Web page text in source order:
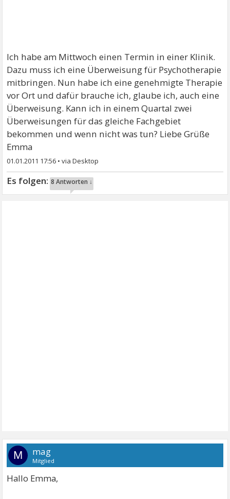
Ich habe am Mittwoch einen Termin in einer Klinik.
Dazu muss ich eine Überweisung für Psychotherapie
mitbringen. Nun habe ich eine genehmigte Therapie
vor Ort und dafür brauche ich, glaube ich, auch eine
Überweisung. Kann ich in einem Quartal zwei
Überweisungen für das gleiche Fachgebiet
bekommen und wenn nicht was tun? Liebe Grüße
Emma
01.01.2011 17:56 •
8 Antworten ↓
M mag
Mitglied
Hallo Emma,